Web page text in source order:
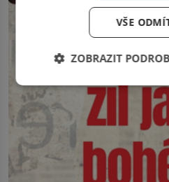
VŠE
ZOBRAZIT